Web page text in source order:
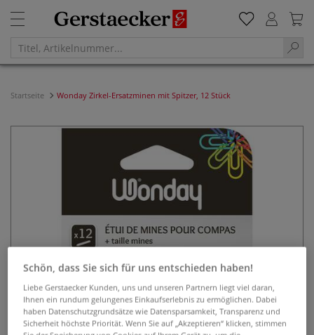
Startseite Wonday Zirkel-Ersatzminen mit Spitzer, 12 Stück
Schön, dass Sie sich für uns entschieden haben!
Liebe Gerstaecker Kunden, uns und unseren Partnern liegt viel daran,
Ihnen ein rundum gelungenes Einkaufserlebnis zu ermöglichen. Dabei
haben Datenschutzgrundsätze wie Datensparsamkeit, Transparenz und
Sicherheit höchste Priorität. Wenn Sie auf „Akzeptieren“ klicken, stimmen